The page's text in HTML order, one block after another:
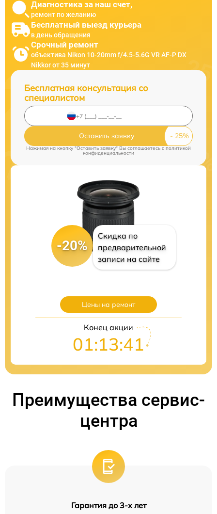
Диагностика за наш счет,
ремонт по желанию
Бесплатный выезд курьера
в день обращения
Срочный ремонт
объектива Nikon 10-20mm f/4.5-5.6G VR AF-P DX
Nikkor от 35 минут
Бесплатная консультация со
специалистом
Оставить заявку
Нажимая на кнопку "Оставить заявку" Вы соглашаетесь cполитикой
конфиденциальности
-20%
Скидка по
предварительной
записи на сайте
Цены на ремонт
Конец акции
01:13:40
Преимущества сервис-
центра
Гарантия до 3-х лет